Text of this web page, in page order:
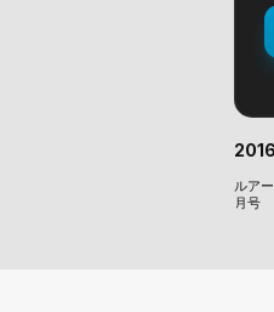
ルア
月号